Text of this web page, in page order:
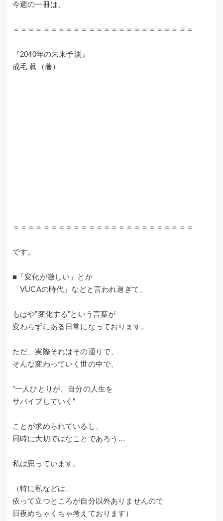
今週の一冊は、
＝＝＝＝＝＝＝＝＝＝＝＝＝＝＝＝＝＝＝＝＝＝＝＝
『2040年の未来予測』
成毛 眞（著）
＝＝＝＝＝＝＝＝＝＝＝＝＝＝＝＝＝＝＝＝＝＝＝＝
です。
■「変化が激しい」とか
「VUCAの時代」などと言われ過ぎて、
もはや”変化する”という言葉が
変わらずにある日常になっております。
ただ、実際それはその通りで、
そんな変わっていく世の中で、
”一人ひとりが、自分の人生を
サバイブしていく”
ことが求められているし、
同時に大切ではなことであろう…
私は思っています。
（特に私などは、
依って立つところが自分以外ありませんので
日夜めちゃくちゃ考えております）